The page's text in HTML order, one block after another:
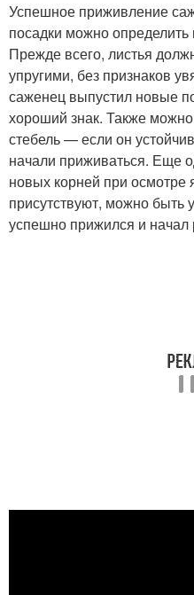
Успешное приживление
посадки можно
Прежде всего, листья
упругими, без признаков
саженец выпустил новые
хороший знак. Также можно
стебель — если он
начали приживаться. Еще
новых корней при осмотре
присутствуют, можно быть
успешно прижился и начал